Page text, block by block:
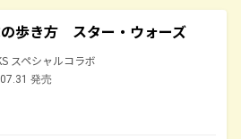
歩き方 スター・ウォーズ
スペシャルコラボ
発売